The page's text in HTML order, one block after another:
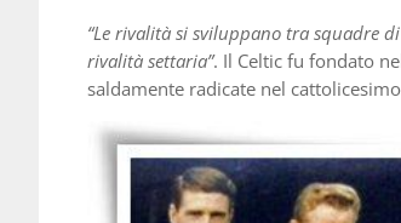
“Le rivalità si sviluppano tra squadre
rivalità settaria”. Il Celtic fu fondato
saldamente radicate nel